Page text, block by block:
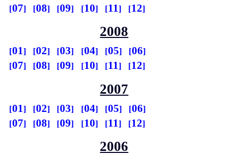
07
08 09 10 11 12
2008
01 02 03 04 05
06
07
08 09 10 11 12
2007
01 02 03 04 05
06
07
08 09 10 11 12
2006